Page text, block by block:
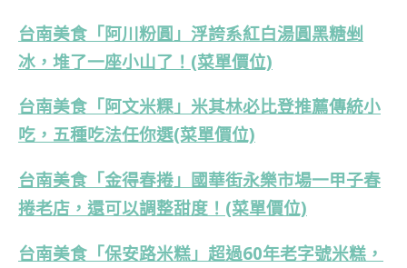
台南美食「阿川粉圓」浮誇系紅白湯圓黑糖剉
冰，堆了一座小山了！(菜單價位)
台南美食「阿文米粿」米其林必比登推薦傳統小
吃，五種吃法任你選(菜單價位)
台南美食「金得春捲」國華街永樂市場一甲子春
捲老店，還可以調整甜度！(菜單價位)
台南美食「保安路米糕」超過60年老字號米糕，